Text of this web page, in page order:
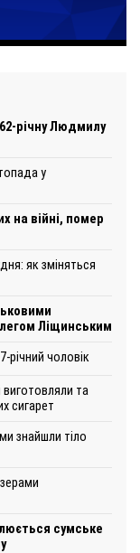
річну Людмилу
у
на війні, помер
як зміняться
Ліщинським
річний чоловік
виготовляли та
сигарет
знайшли тіло
сумське